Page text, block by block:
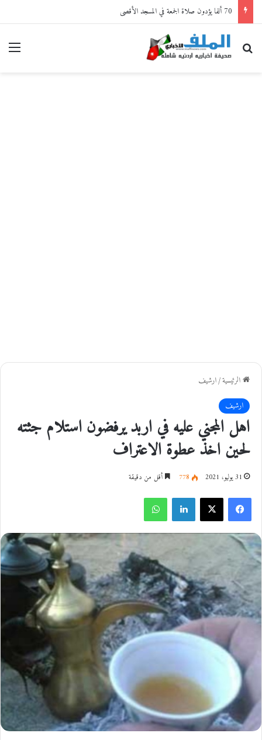
70 ألفا يؤدون صلاة الجمعة في المسجد الأقصى
بحث عن
الرئيسية/ارشيف
ارشيف
اهل المجني عليه في اربد يرفضون استلام جثته
لحين اخذ عطوة الاعتراف
31 يوليو، 2021 778 أقل من دقيقة
فيسبوك